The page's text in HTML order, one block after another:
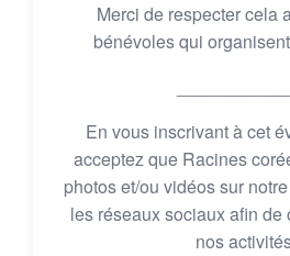
Merci de respecter cela
bénévoles qui
En vous inscrivant à cet
acceptez que Racines
photos et/ou vidéos sur
les réseaux sociaux afin de
nos